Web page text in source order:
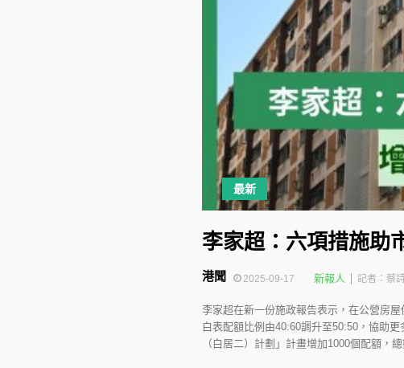
最新
李家超：六項措施
2025-09-17
港聞 新報人 記者：蔡
李家超在新一份施政報告表示，在公營房
白表配額比例由40:60調升至50:50，協助
（白居二）計劃」計畫增加1000個配額，